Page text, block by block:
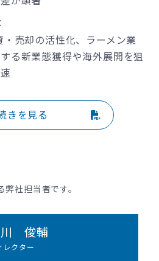
：
・売却の活性化、ラーメン業
る新業態獲得や海外展開を狙
きを見る
社担当者です。
川 俊輔​
レクター